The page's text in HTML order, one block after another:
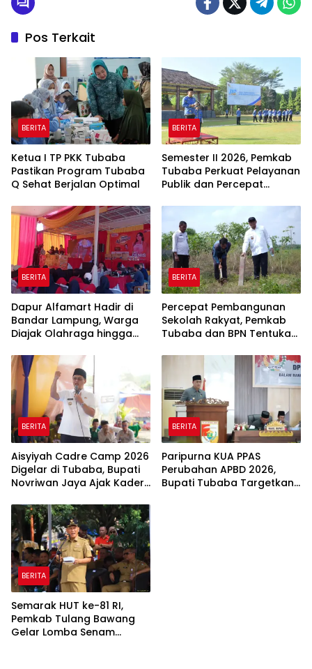
Pos Terkait
BERITA
Ketua I TP PKK Tubaba
Pastikan Program Tubaba
Q Sehat Berjalan Optimal
BERITA
Semester II 2026, Pemkab
Tubaba Perkuat Pelayanan
Publik dan Percepat
BERITA
Dapur Alfamart Hadir di
Bandar Lampung, Warga
Diajak Olahraga hingga
BERITA
Percepat Pembangunan
Sekolah Rakyat, Pemkab
Tubaba dan BPN Tentukan
BERITA
Aisyiyah Cadre Camp 2026
Digelar di Tubaba, Bupati
Novriwan Jaya Ajak Kader
Pembangunan
BERITA
Paripurna KUA PPAS
Perubahan APBD 2026,
Bupati Tubaba Targetkan
BERITA
Semarak HUT ke-81 RI,
Pemkab Tulang Bawang
Gelar Lomba Senam